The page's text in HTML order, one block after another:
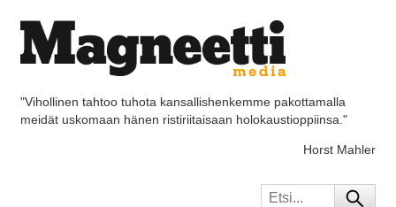
"Vihollinen tahtoo tuhota kansallishenkemme pakottamalla
meidät uskomaan hänen ristiriitaisaan holokaustioppiinsa."
Horst Mahler